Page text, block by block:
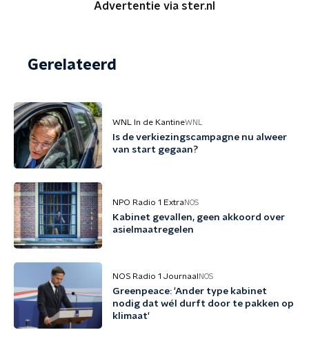
Advertentie via ster.nl
Gerelateerd
WNL In de KantineWNL
Is de verkiezingscampagne nu alweer
van start gegaan?
NPO Radio 1 Extra NOS
Kabinet gevallen, geen akkoord over
asielmaatregelen
NOS Radio 1 Journaal NOS
Greenpeace: 'Ander type kabinet
nodig dat wél durft door te pakken op
klimaat'